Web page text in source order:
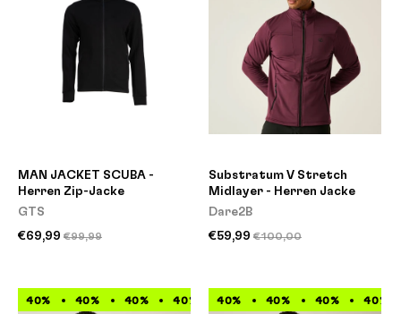
MAN JACKET SCUBA -
Herren Zip-Jacke
GTS
€69,99 €99,99
Substratum V Stretch
Midlayer - Herren Jacke
Dare2B
€59,99 €100,00
40% 40% 40% 40% 40% 40% 40% 40%
40% 40% 40% 40%